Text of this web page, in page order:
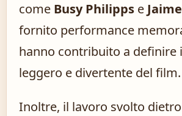
come Busy Philipps e
fornito performance
hanno contribuito a definire
leggero e divertente del film.
Inoltre, il lavoro svolto